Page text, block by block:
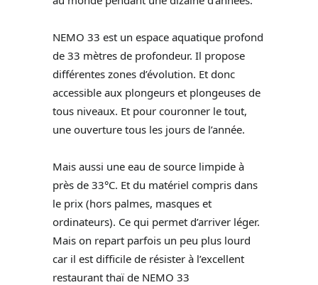
NEMO 33 est un espace aquatique profond
de 33 mètres de profondeur. Il propose
différentes zones d’évolution. Et donc
accessible aux plongeurs et plongeuses de
tous niveaux. Et pour couronner le tout,
une ouverture tous les jours de l’année.
Mais aussi une eau de source limpide à
près de 33°C. Et du matériel compris dans
le prix (hors palmes, masques et
ordinateurs). Ce qui permet d’arriver léger.
Mais on repart parfois un peu plus lourd
car il est difficile de résister à l’excellent
restaurant thaï de NEMO 33